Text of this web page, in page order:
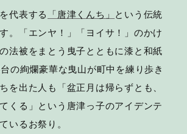
代表する 「唐津くんち」
という伝統
。「エンヤ！」「ヨイサ！」のかけ
法被をまとう曳子とともに漆と和紙
の絢爛豪華な曳山が町中を練り歩き
を出た人も「盆正月は帰らずとも、
くる」という唐津っ子のアイデンテ
いるお祭り。